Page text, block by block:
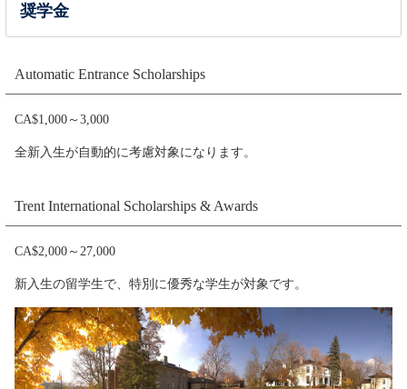
奨学金
Automatic Entrance Scholarships
CA$1,000～3,000
全新入生が自動的に考慮対象になります。
Trent International Scholarships & Awards
CA$2,000～27,000
新入生の留学生で、特別に優秀な学生が対象です。